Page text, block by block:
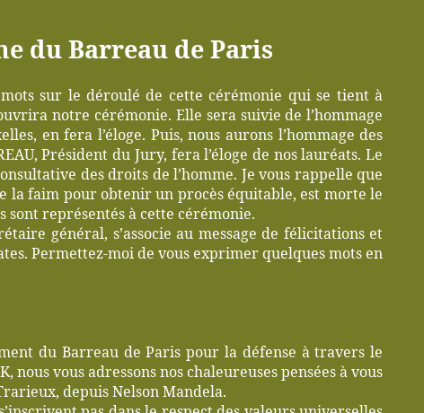
du Barreau de Paris
sur le déroulé de cette cérémonie qui se tient à
notre cérémonie. Elle sera suivie de l’hommage
en fera l’éloge. Puis, nous aurons l’hommage des
Président du Jury, fera l’éloge de nos lauréats. Le
des droits de l’homme. Je vous rappelle que
la faim pour obtenir un procès équitable, est morte le
sont représentés à cette cérémonie.
général, s’associe au message de félicitations et
Permettez-moi de vous exprimer quelques mots en
du Barreau de Paris pour la défense à travers le
vous adressons nos chaleureuses pensées à vous
depuis Nelson Mandela.